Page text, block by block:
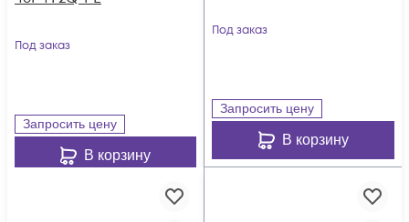
Под заказ
Запросить цену
В корзину
Под заказ
Запросить цену
В корзину